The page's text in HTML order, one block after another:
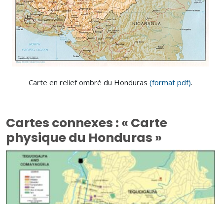
Carte en relief ombré du Honduras (format pdf).
Cartes connexes : « Carte
physique du Honduras »